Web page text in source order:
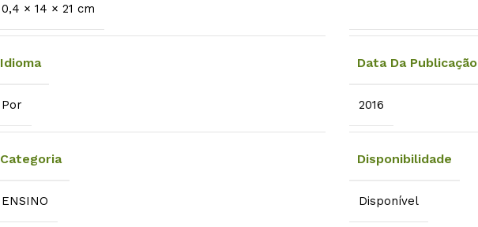
0,4 × 14 × 21 cm
Idioma
Por
Data Da Publicação
2016
Categoria
ENSINO
Disponibilidade
Disponível